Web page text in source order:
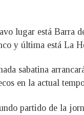
lugar está Barra
y última está La
sabatina
en la actual
partido de la